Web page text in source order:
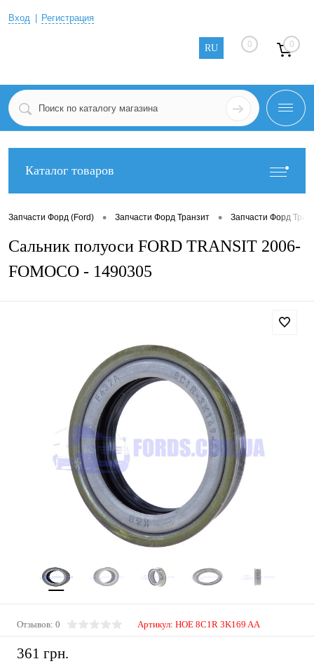
Вход Регистрация
RU 0 0
Каталог товаров
Запчасти Форд (Ford) • Запчасти Форд Транзит • Запчасти Форд
Сальник полуоси FORD TRANSIT 2006-
FOMOCO - 1490305
Отзывов: 0 Артикул: HOE 8C1R 3K169 AA
361 грн.